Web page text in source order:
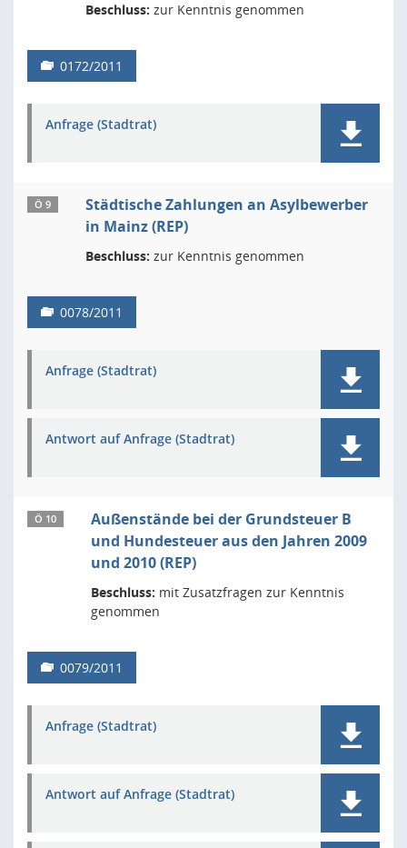
Beschluss: zur Kenntnis genommen
0172/2011
Anfrage (Stadtrat)
Ö 9
Städtische Zahlungen an Asylbewerber
in Mainz (REP)
Beschluss: zur Kenntnis genommen
0078/2011
Anfrage (Stadtrat)
Antwort auf Anfrage (Stadtrat)
Ö 10
Außenstände bei der Grundsteuer B
und Hundesteuer aus den Jahren 2009
und 2010 (REP)
Beschluss: mit Zusatzfragen zur Kenntnis
genommen
0079/2011
Anfrage (Stadtrat)
Antwort auf Anfrage (Stadtrat)